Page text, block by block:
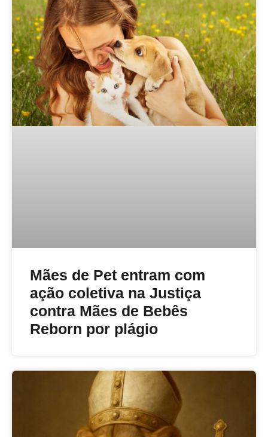
Mães de Pet entram com
ação coletiva na Justiça
contra Mães de Bebês
Reborn por plágio